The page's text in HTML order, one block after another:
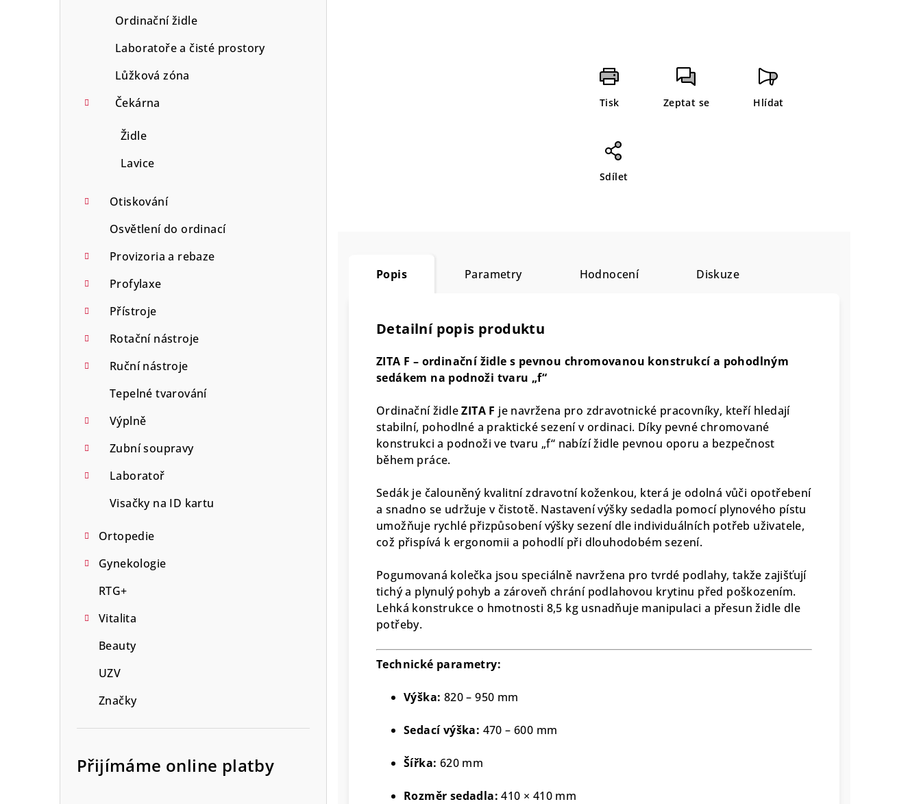
Ordinační židle
Laboratoře a čisté prostory
Lůžková zóna
Čekárna
Židle
Lavice
Otiskování
Osvětlení do ordinací
Provizoria a rebaze
Profylaxe
Přístroje
Rotační nástroje
Ruční nástroje
Tepelné tvarování
Výplně
Zubní soupravy
Laboratoř
Visačky na ID kartu
Ortopedie
Gynekologie
RTG+
Vitalita
Beauty
UZV
Značky
Přijímáme online platby
Tisk Zeptat se Hlídat
Sdílet
Popis Parametry Hodnocení Diskuze
Detailní popis produktu
ZITA F – ordinační židle s pevnou chromovanou konstrukcí a pohodlným
sedákem na podnoži tvaru „f“
Ordinační židleZITA F je navržena pro zdravotnické pracovníky, kteří hledají
stabilní, pohodlné a praktické sezení v ordinaci. Díky pevné chromované
konstrukci a podnoži ve tvaru „f“ nabízí židle pevnou oporu a bezpečnost
během práce.
Sedák je čalouněný kvalitní zdravotní koženkou, která je odolná vůči opotřebení
a snadno se udržuje v čistotě. Nastavení výšky sedadla pomocí plynového pístu
umožňuje rychlé přizpůsobení výšky sezení dle individuálních potřeb uživatele,
což přispívá k ergonomii a pohodlí při dlouhodobém sezení.
Pogumovaná kolečka jsou speciálně navržena pro tvrdé podlahy, takže zajišťují
tichý a plynulý pohyb a zároveň chrání podlahovou krytinu před poškozením.
Lehká konstrukce o hmotnosti 8,5 kg usnadňuje manipulaci a přesun židle dle
potřeby.
Technické parametry:
Výška: 820 – 950 mm
Sedací výška: 470 – 600 mm
Šířka: 620 mm
Rozměr sedadla: 410 × 410 mm